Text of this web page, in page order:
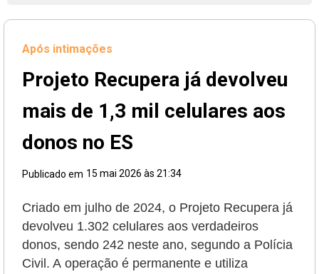
Após intimações
Projeto Recupera já devolveu
mais de 1,3 mil celulares aos
donos no ES
Publicado em 15 mai 2026 às 21:34
Criado em julho de 2024, o Projeto Recupera já
devolveu 1.302 celulares aos verdadeiros
donos, sendo 242 neste ano, segundo a Polícia
Civil. A operação é permanente e utiliza